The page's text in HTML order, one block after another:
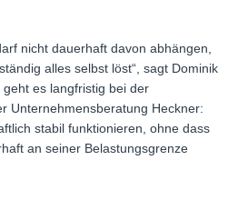
nicht dauerhaft davon abhängen,
alles selbst löst“, sagt Dominik
es langfristig bei der
Unternehmensberatung Heckner:
stabil funktionieren, ohne dass
an seiner Belastungsgrenze